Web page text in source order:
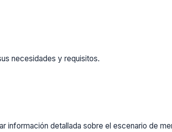
necesidades y requisitos.
información detallada sobre el escenario de